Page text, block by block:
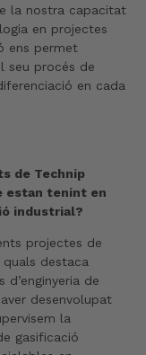
la nostra capacitat
en projectes
ens permet
seu procés de
en cada
de Technip
estan tenint en
industrial?
projectes de
destaca
de
desenvolupat
la
gasificació